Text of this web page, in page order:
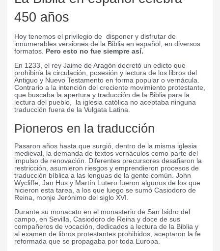
450 años
Hoy tenemos el privilegio de disponer y disfrutar de
innumerables versiones de la Biblia en español, en diversos
formatos. Pero esto no fue siempre así.
En 1233, el rey Jaime de Aragón decretó un edicto que
prohibiría la circulación, posesión y lectura de los libros del
Antiguo y Nuevo Testamento en forma popular o vernácula.
Contrario a la intención del creciente movimiento protestante,
que buscaba la apertura y traducción de la Biblia para la
lectura del pueblo, la iglesia católica no aceptaba ninguna
traducción fuera de la Vulgata Latina.
Pioneros en la traducción
Pasaron años hasta que surgió, dentro de la misma iglesia
medieval, la demanda de textos vernáculos como parte del
impulso de renovación. Diferentes precursores desafiaron la
restricción, asumieron riesgos y emprendieron procesos de
traducción bíblica a las lenguas de la gente común. John
Wycliffe, Jan Hus y Martín Lutero fueron algunos de los que
hicieron esta tarea, a los que luego se sumó Casiodoro de
Reina, monje Jerónimo del siglo XVI.
Durante su monacato en el monasterio de San Isidro del
campo, en Sevilla, Casiodoro de Reina y doce de sus
compañeros de vocación, dedicados a lectura de la Biblia y
al examen de libros protestantes prohibidos, aceptaron la fe
reformada que se propagaba por toda Europa.